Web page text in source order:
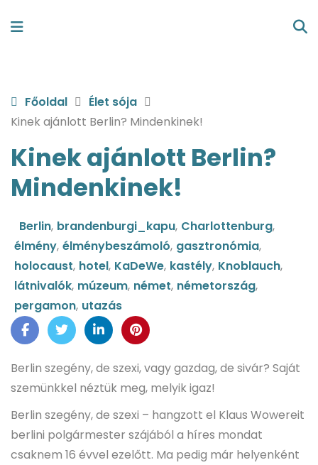
Főoldal
Élet sója
Kinek ajánlott Berlin? Mindenkinek!
Kinek ajánlott Berlin?
Mindenkinek!
Berlin, brandenburgi_kapu, Charlottenburg,
élmény, élménybeszámoló, gasztronómia,
holocaust, hotel, KaDeWe, kastély, Knoblauch,
látnivalók, múzeum, német, németország,
pergamon, utazás
Berlin szegény, de szexi, vagy gazdag, de sivár? Saját
szemünkkel néztük meg, melyik igaz!
Berlin szegény, de szexi – hangzott el Klaus Wowereit
berlini polgármester szájából a híres mondat
csaknem 16 évvel ezelőtt. Ma pedig már helyenként